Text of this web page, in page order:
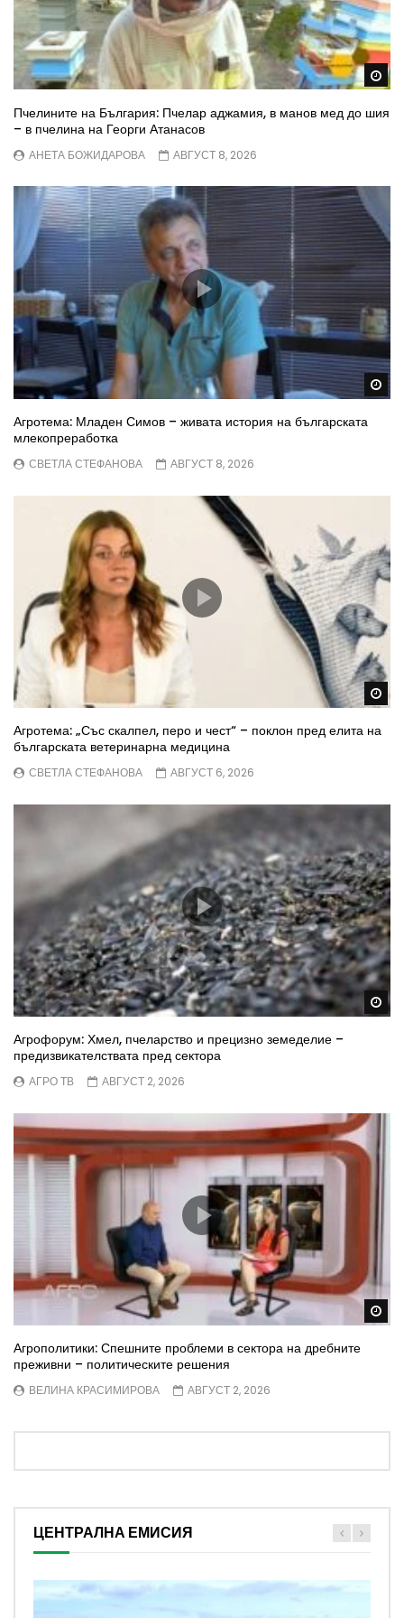
Пчелините на България: Пчелар аджамия, в манов мед до шия
– в пчелина на Георги Атанасов
АНЕТА БОЖИДАРОВА АВГУСТ 8, 2026
Агротема: Младен Симов – живата история на българската
млекопреработка
СВЕТЛА СТЕФАНОВА АВГУСТ 8, 2026
Агротема: „Със скалпел, перо и чест“ – поклон пред елита на
българската ветеринарна медицина
СВЕТЛА СТЕФАНОВА АВГУСТ 6, 2026
Агрофорум: Хмел, пчеларство и прецизно земеделие –
предизвикателствата пред сектора
АГРО ТВ АВГУСТ 2, 2026
Агрополитики: Спешните проблеми в сектора на дребните
преживни – политическите решения
ВЕЛИНА КРАСИМИРОВА АВГУСТ 2, 2026
ЦЕНТРАЛНА ЕМИСИЯ